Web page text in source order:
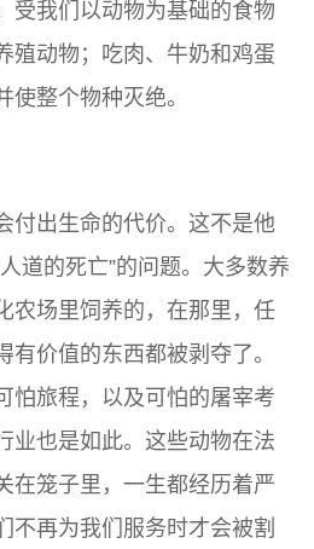
受我们以动物为基础的食物
殖动物；吃肉、牛奶和鸡蛋
使整个物种灭绝。
付出生命的代价。这不是他
道的死亡”的问题。大多数养
农场里饲养的，在那里，任
有价值的东西都被剥夺了。
怕旅程，以及可怕的屠宰考
业也是如此。这些动物在法
在笼子里，一生都经历着严
不再为我们服务时才会被割